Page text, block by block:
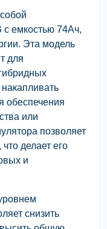
с емкостью 74Ач,
Эта модель
для
обеспечения
или
позволяет
делает его
и
снизить